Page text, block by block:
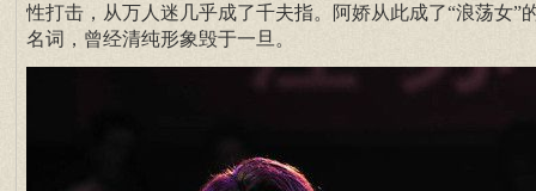
性打击，从万人迷几乎成了千夫指。阿娇从此成了“浪荡女”
名词，曾经清纯形象毁于一旦。